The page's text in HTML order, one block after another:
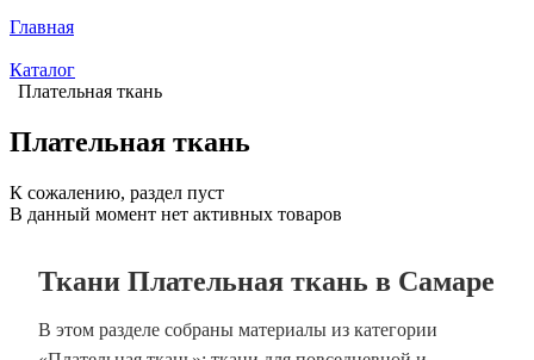
Главная
Каталог
Плательная ткань
Плательная ткань
К сожалению, раздел пуст
В данный момент нет активных товаров
Ткани Плательная ткань в Самаре
В этом разделе собраны материалы из категории